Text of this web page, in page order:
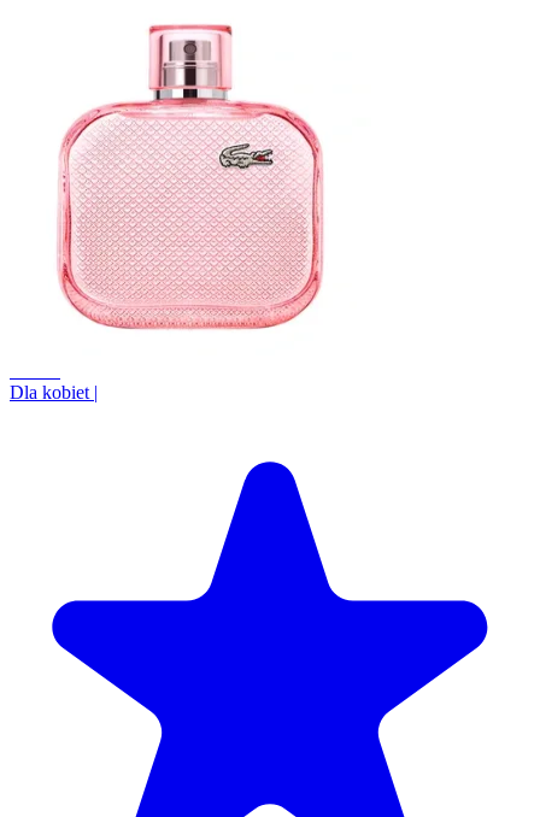
Dla kobiet |